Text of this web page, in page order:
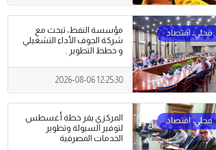
مؤسسة النفط، تبحث مع
شركة الجوف الأداء التشغيلي
و خطط التطوير .
2026-08-06 12:25:30
المركزي يقر خطة أغسطس
لتوفير السيولة وتطوير
الخدمات المصرفية